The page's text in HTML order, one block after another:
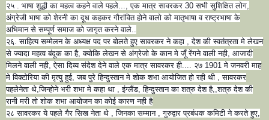
२५ . भाषा शुद्धी का महत्व कहने वाले पहले..., एक मात्र सावरकर 30 सभी सुशिक्षित लोग,
अंग्रेजी भाषा को शेरनी का दूध कहकर गौरांवित होने वालो को मातृभाषा व राष्ट्रभाषा के
अभिमान से सम्पूर्ण समाज को जागृत करने वाले..
२६. साहित्य सम्मेलन के अध्यक्ष पद पर बोलते हुए सावरकर ने कहा , देश की स्वतंत्रता मे लेखन
से ज्यादा महत्व बंदूक का है, क्योकि लेखन से अंग्रेजो के कान मे जूँ रेंगने वाली नही, आजादी
मिलने वाली नही, ऐसा दिव्य संदेश देने वाले एक मात्र सावरकर ही.... २७ 1901 मे जनवरी माह
मे विक्टोरिया की मृत्यु हुई, जब पुरे हिन्दुस्तान मे शोक शभा आयोजित हो रही थी , सावरकर
पहलेनेता थे,जिन्होने भरी शभा मे कहा था , इंग्लैंड, हिन्दुस्तान का शत्रु देश है,,शत्रु देश की
रानी मरी तो शोक शभा आयोजन का कोई कारण नही है
२८ सावरकर ये पहले गैर सिख नेता थे , जिनका सम्मान , गुरुद्वार प्रबंधक कमिटी ने करते हुए,